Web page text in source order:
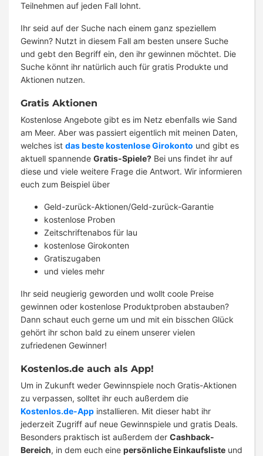
Teilnehmen auf jeden Fall lohnt.
Ihr seid auf der Suche nach einem ganz speziellem
Gewinn? Nutzt in diesem Fall am besten unsere Suche
und gebt den Begriff ein, den ihr gewinnen möchtet. Die
Suche könnt ihr natürlich auch für gratis Produkte und
Aktionen nutzen.
Gratis Aktionen
Kostenlose Angebote gibt es im Netz ebenfalls wie Sand
am Meer. Aber was passiert eigentlich mit meinen Daten,
welches ist das beste kostenlose Girokonto und gibt es
aktuell spannende Gratis-Spiele? Bei uns findet ihr auf
diese und viele weitere Frage die Antwort. Wir informieren
euch zum Beispiel über
Geld-zurück-Aktionen/Geld-zurück-Garantie
kostenlose Proben
Zeitschriftenabos für lau
kostenlose Girokonten
Gratiszugaben
und vieles mehr
Ihr seid neugierig geworden und wollt coole Preise
gewinnen oder kostenlose Produktproben abstauben?
Dann schaut euch gerne um und mit ein bisschen Glück
gehört ihr schon bald zu einem unserer vielen
zufriedenen Gewinner!
Kostenlos.de auch als App!
Um in Zukunft weder Gewinnspiele noch Gratis-Aktionen
zu verpassen, solltet ihr euch außerdem die
Kostenlos.de-App installieren. Mit dieser habt ihr
jederzeit Zugriff auf neue Gewinnspiele und gratis Deals.
Besonders praktisch ist außerdem der Cashback-
Bereich, in dem euch eine persönliche Einkaufsliste und